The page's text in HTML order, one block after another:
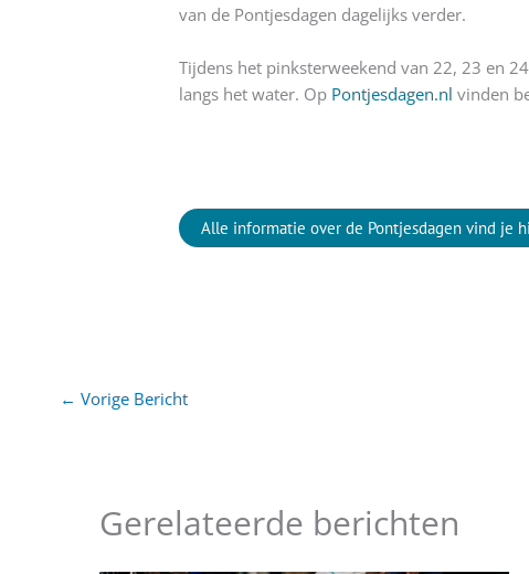
van de Pontjesdagen dagelijks verder.
Tijdens het pinksterweekend van 22, 23 en
langs het water. Op Pontjesdagen.nl vinden
Alle informatie over de Pontjesdagen vind je
← Vorige Bericht
Gerelateerde berichten